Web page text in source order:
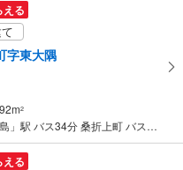
える
字東大隅
2
東北本線 「福島」駅 バス34分 桑折上町 バス停下車 徒歩3分
える